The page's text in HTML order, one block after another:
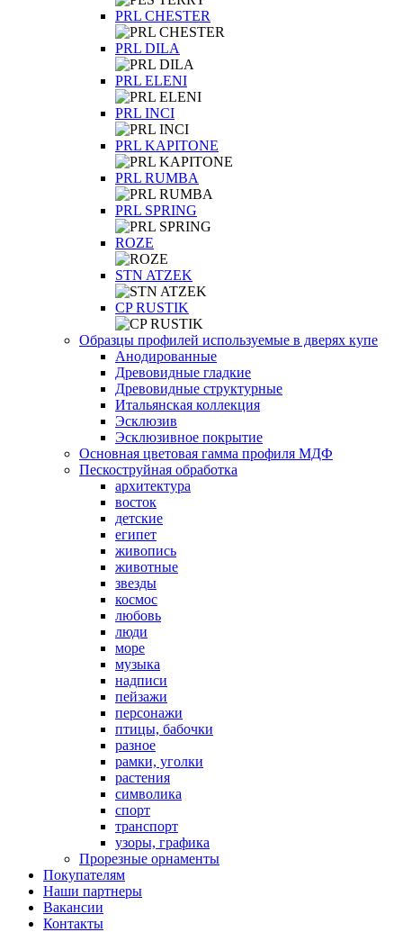
PRL CHESTER
PRL DILA
PRL ELENI
PRL INCI
PRL KAPITONE
PRL RUMBA
PRL SPRING
ROZE
STN ATZEK
СP RUSTIK
Образцы профилей используемые в дверях купе
Анодированные
Древовидные гладкие
Древовидные структурные
Итальянская коллекция
Эсклюзив
Эсклюзивное покрытие
Основная цветовая гамма профиля МДФ
Пескоструйная обработка
архитектура
восток
детские
египет
живопись
животные
звезды
космос
любовь
люди
море
музыка
надписи
пейзажи
персонажи
птицы, бабочки
разное
рамки, уголки
растения
символика
спорт
транспорт
узоры, графика
Прорезные орнаменты
Покупателям
Наши партнеры
Вакансии
Контакты